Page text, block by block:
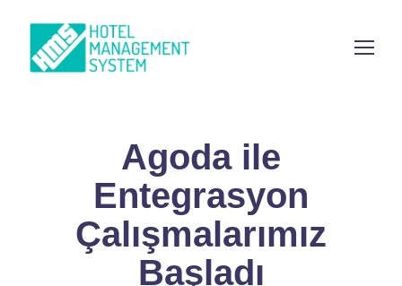
Agoda ile
Entegrasyon
Çalışmalarımız
Başladı